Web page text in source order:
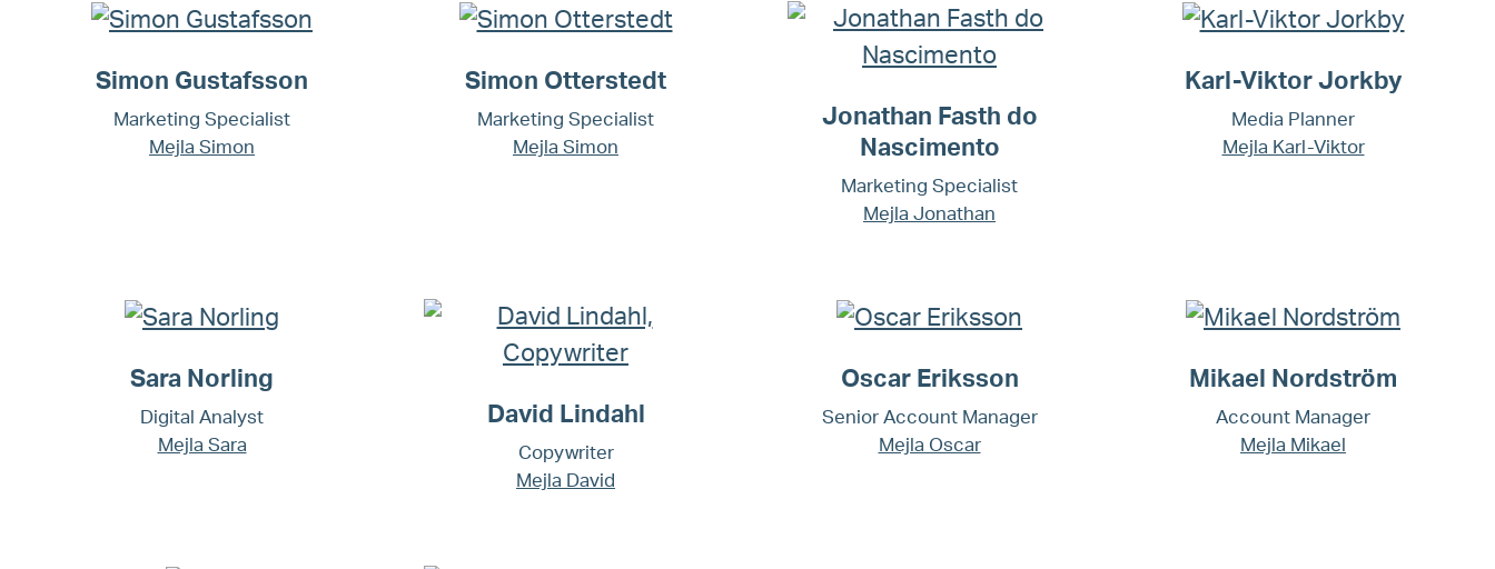
Simon Gustafsson
Marketing Specialist
Mejla Simon
Simon Otterstedt
Marketing Specialist
Mejla Simon
Jonathan Fasth do
Nascimento
Marketing Specialist
Mejla Jonathan
Karl-Viktor Jorkby
Media Planner
Mejla Karl-Viktor
Sara Norling
Digital Analyst
Mejla Sara
David Lindahl
Copywriter
Mejla David
Oscar Eriksson
Senior Account Manager
Mejla Oscar
Mikael Nordström
Account Manager
Mejla Mikael